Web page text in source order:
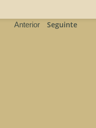
Anterior Seguinte